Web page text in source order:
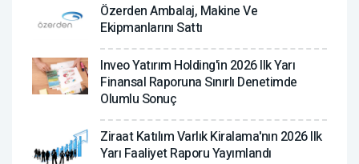
Özerden Ambalaj, Makine Ve
Ekipmanlarını Sattı
Inveo Yatırım Holding'in 2026 Ilk Yarı
Finansal Raporuna Sınırlı Denetimde
Olumlu Sonuç
Ziraat Katılım Varlık Kiralama'nın 2026 Ilk
Yarı Faaliyet Raporu Yayımlandı